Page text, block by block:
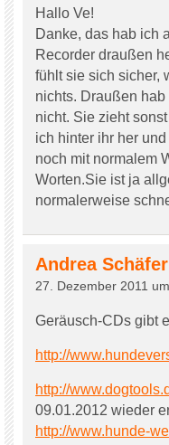
Hallo Ve!
Danke, das hab ich
Recorder draußen
fühlt sie sich sicher,
nichts. Draußen
nicht. Sie zieht
ich hinter ihr her
noch mit normalem
Worten.Sie ist ja
normalerweise
Andrea Schäfer
27. Dezember 2011
Geräusch-CDs gibt
http://
http://
09.01.2012 wieder
http://www.hunde-